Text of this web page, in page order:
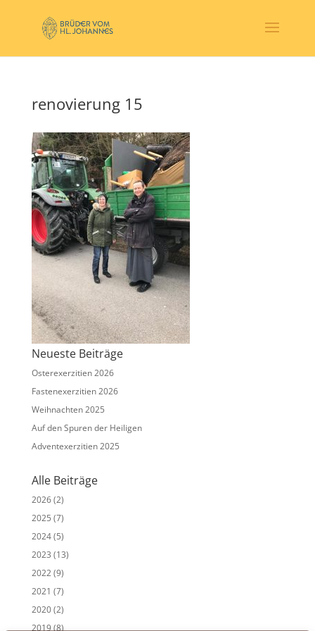
renovierung 15
Neueste Beiträge
Osterexerzitien 2026
Fastenexerzitien 2026
Weihnachten 2025
Auf den Spuren der Heiligen
Adventexerzitien 2025
Alle Beiträge
2026(2)
2025 (7)
2024(5)
2023 (13)
2022(9)
2021 (7)
2020(2)
2019(8)